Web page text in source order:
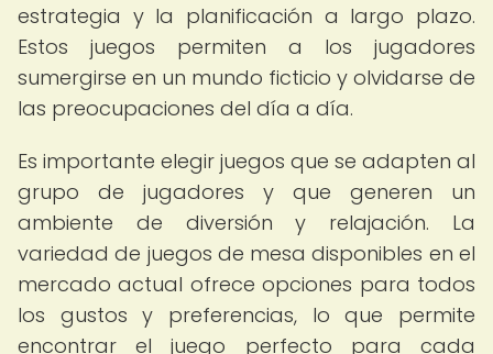
estrategia y la planificación a largo plazo.
Estos juegos permiten a los jugadores
sumergirse en un mundo ficticio y olvidarse de
las preocupaciones del día a día.
Es importante elegir juegos que se adapten al
grupo de jugadores y que generen un
ambiente de diversión y relajación. La
variedad de juegos de mesa disponibles en el
mercado actual ofrece opciones para todos
los gustos y preferencias, lo que permite
encontrar el juego perfecto para cada